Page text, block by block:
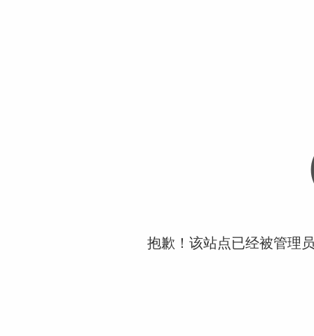
抱歉！该站点已经被管理